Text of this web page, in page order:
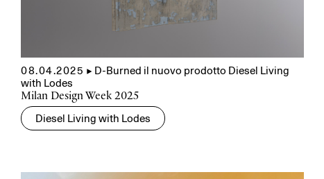
08.04.2025 ▲ D-Burned il nuovo prodotto Diesel Living
with Lodes
Milan Design Week 2025
Diesel Living with Lodes